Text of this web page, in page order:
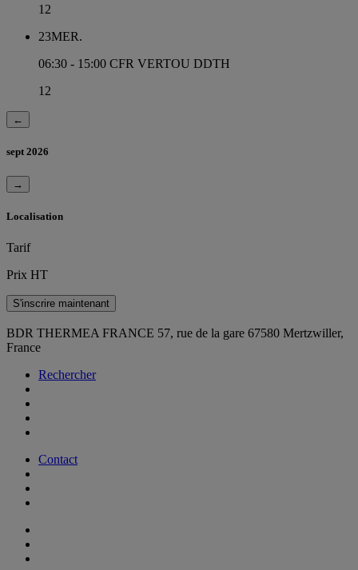
12
23MER.
06:30 - 15:00 CFR VERTOU DDTH
12
←
sept 2026
→
Localisation
Tarif
Prix HT
S'inscrire maintenant
BDR THERMEA FRANCE 57, rue de la gare 67580 Mertzwiller,
France
Rechercher
Contact